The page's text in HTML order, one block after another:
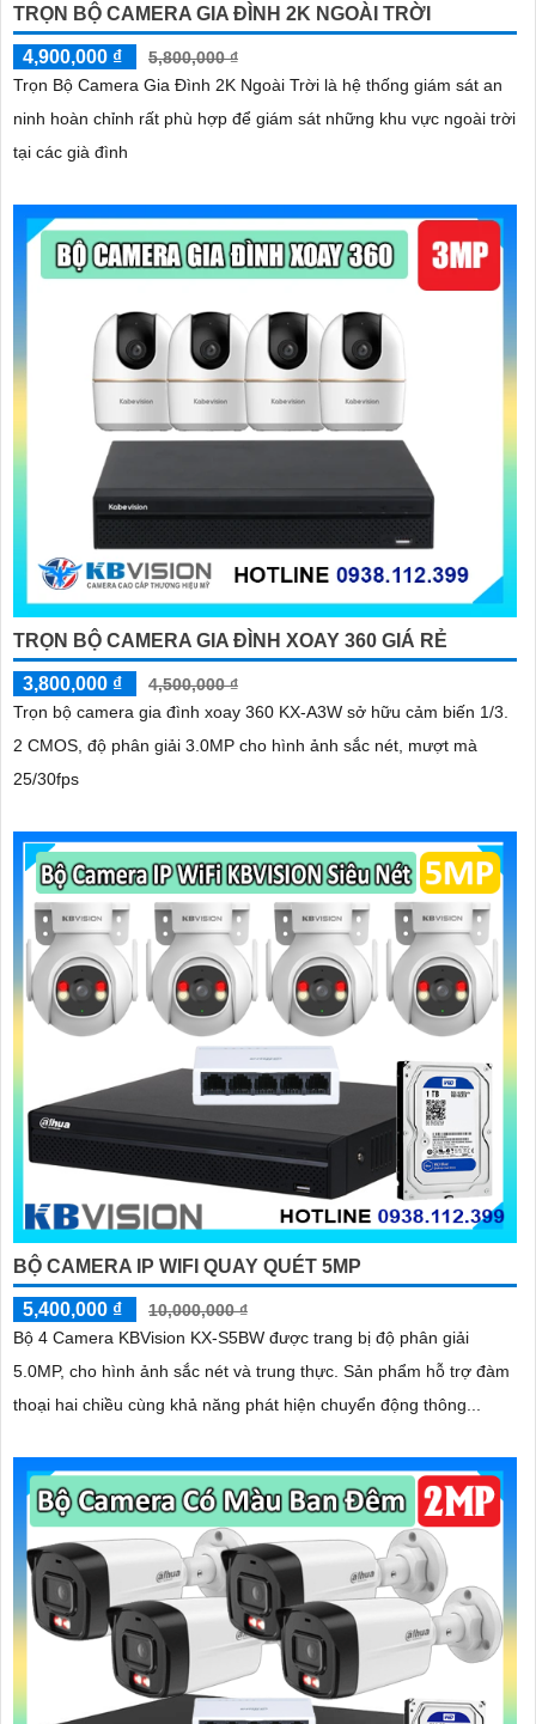
TRỌN BỘ CAMERA GIA ĐÌNH 2K NGOÀI TRỜI
4,900,000 ₫
5,800,000 ₫
Trọn Bộ Camera Gia Đình 2K Ngoài Trời là hệ thống giám sát an
ninh hoàn chỉnh rất phù hợp để giám sát những khu vực ngoài trời
tại các già đình
TRỌN BỘ CAMERA GIA ĐÌNH XOAY 360 GIÁ RẺ
3,800,000 ₫
4,500,000 ₫
Trọn bộ camera gia đình xoay 360 KX-A3W sở hữu cảm biến 1/3.
2 CMOS, độ phân giải 3.0MP cho hình ảnh sắc nét, mượt mà
25/30fps
BỘ CAMERA IP WIFI QUAY QUÉT 5MP
5,400,000 ₫
10,000,000 ₫
Bộ 4 Camera KBVision KX-S5BW được trang bị độ phân giải
5.0MP, cho hình ảnh sắc nét và trung thực. Sản phẩm hỗ trợ đàm
thoại hai chiều cùng khả năng phát hiện chuyển động thông...